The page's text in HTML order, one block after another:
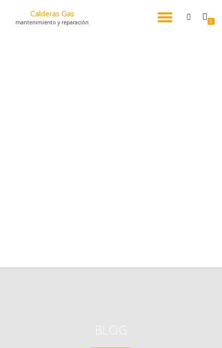
Saltar
Calderas Gas
mantenimiento y reparación 0
BLOG